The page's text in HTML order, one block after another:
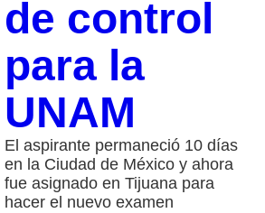
de control
para la
UNAM
El aspirante permaneció 10 días
en la Ciudad de México y ahora
fue asignado en Tijuana para
hacer el nuevo examen